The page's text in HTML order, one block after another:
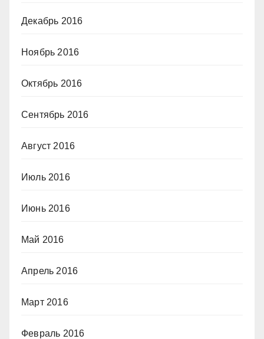
Декабрь 2016
Ноябрь 2016
Октябрь 2016
Сентябрь 2016
Август 2016
Июль 2016
Июнь 2016
Май 2016
Апрель 2016
Март 2016
Февраль 2016